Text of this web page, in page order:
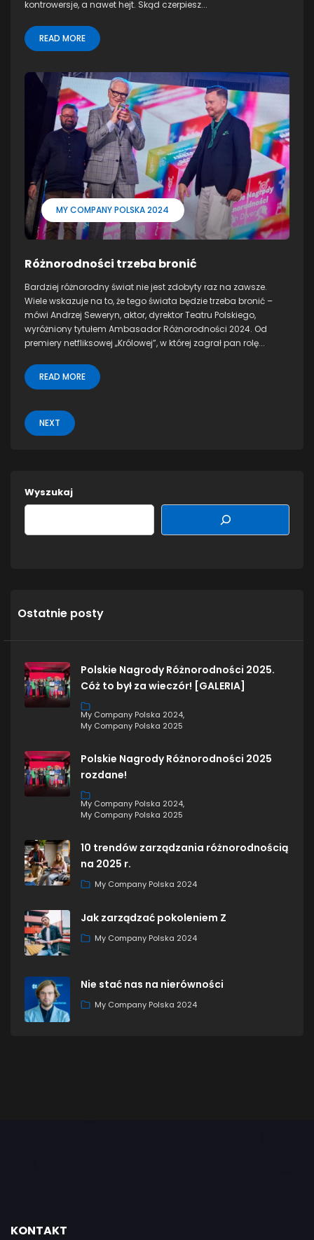
kontrowersje, a nawet hejt. Skąd czerpiesz...
READ MORE
MY COMPANY POLSKA 2024
Różnorodności trzeba bronić
Bardziej różnorodny świat nie jest zdobyty raz na zawsze.
Wiele wskazuje na to, że tego świata będzie trzeba bronić –
mówi Andrzej Seweryn, aktor, dyrektor Teatru Polskiego,
wyróżniony tytułem Ambasador Różnorodności 2024. Od
premiery netfliksowej „Królowej”, w której zagrał pan rolę...
READ MORE
NEXT
Wyszukaj
Ostatnie posty
Polskie Nagrody Różnorodności 2025.
Cóż to był za wieczór! [GALERIA]
My Company Polska 2024
My Company Polska 2025
Polskie Nagrody Różnorodności 2025
rozdane!
My Company Polska 2024
My Company Polska 2025
10 trendów zarządzania różnorodnością
na 2025 r.
My Company Polska 2024
Jak zarządzać pokoleniem Z
My Company Polska 2024
Nie stać nas na nierówności
My Company Polska 2024
KONTAKT